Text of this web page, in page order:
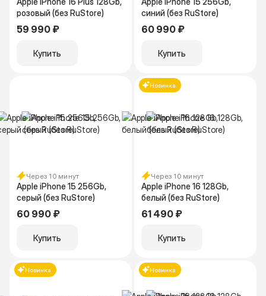
розовый (без RuStore)
59 990 ₽
Купить
синий (без RuStore)
60 990 ₽
Купить
Через 10 минут
Apple iPhone 15 256Gb,
серый (без RuStore)
60 990 ₽
Купить
Новинка
Через 10 минут
Apple iPhone 16 128Gb,
белый (без RuStore)
61 490 ₽
Купить
Новинка Новинка